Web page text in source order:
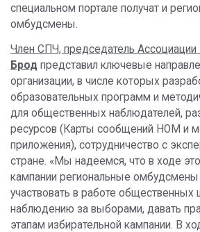
специальном портале получат и
омбудсмены.
Член СПЧ, председатель
Брод представил ключевые
организации, в числе которых
образовательных программ и
для общественных наблюдателей,
ресурсов (Карты сообщений НОМ и
приложения), сотрудничество с
стране. «Мы надеемся, что в ходе
кампании региональные омбудсмены
участвовать в работе общественных
наблюдению за выборами, давать
этапам избирательной кампании. В